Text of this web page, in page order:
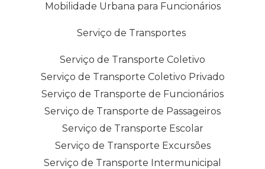
Mobilidade Urbana para Funcionários
Serviço de Transportes
Serviço de Transporte Coletivo
Serviço de Transporte Coletivo Privado
Serviço de Transporte de Funcionários
Serviço de Transporte de Passageiros
Serviço de Transporte Escolar
Serviço de Transporte Excursões
Serviço de Transporte Intermunicipal